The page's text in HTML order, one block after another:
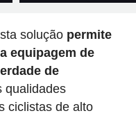
solução permite
equipagem de
de
qualidades
ciclistas de alto